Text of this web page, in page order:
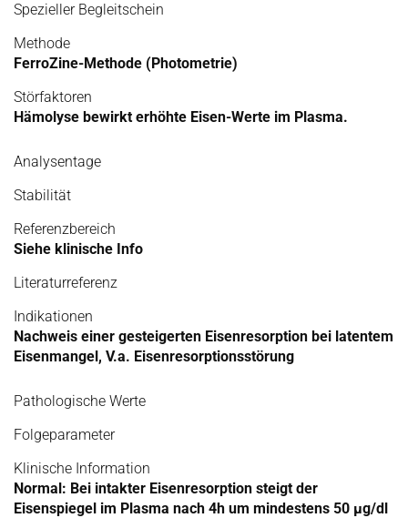
Spezieller Begleitschein
Methode
FerroZine-Methode (Photometrie)
Störfaktoren
Hämolyse bewirkt erhöhte Eisen-Werte im Plasma.
Analysentage
Stabilität
Referenzbereich
Siehe klinische Info
Literaturreferenz
Indikationen
Nachweis einer gesteigerten Eisenresorption bei latentem
Eisenmangel, V.a. Eisenresorptionsstörung
Pathologische Werte
Folgeparameter
Klinische Information
Normal: Bei intakter Eisenresorption steigt der
Eisenspiegel im Plasma nach 4h um mindestens 50 µg/dl